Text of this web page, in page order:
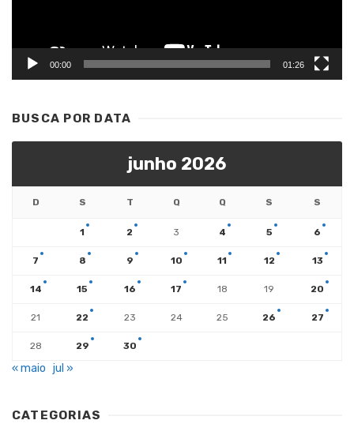
00:00 01:26
BUSCA POR DATA
junho 2026
D S T Q Q S S
1 2 3 4 5 6
7 8 9 10 11 12 13
14 15 16 17 18 19 20
21 22 23 24 25 26 27
28 29 30
« maio jul »
CATEGORIAS